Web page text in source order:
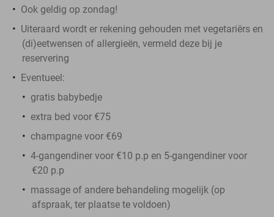
Ook geldig op zondag!
Uiteraard wordt er rekening gehouden met vegetariërs en
(di)eetwensen of allergieën, vermeld deze bij je
reservering
Eventueel:
gratis babybedje
extra bed voor €75
champagne voor €69
4-gangendiner voor €10 p.p en 5-gangendiner voor
€20 p.p
massage of andere behandeling mogelijk (op
afspraak, ter plaatse te voldoen)